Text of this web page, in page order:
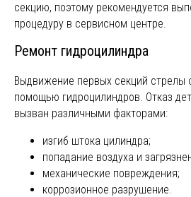
секцию, поэтому рекомендуется
процедуру в сервисном центре.
Ремонт гидроцилиндра
Выдвижение первых секций стрелы
помощью гидроцилиндров. Отказ
вызван различными факторами:
изгиб штока цилиндра;
попадание воздуха и
механические повреждения;
коррозионное разрушение.